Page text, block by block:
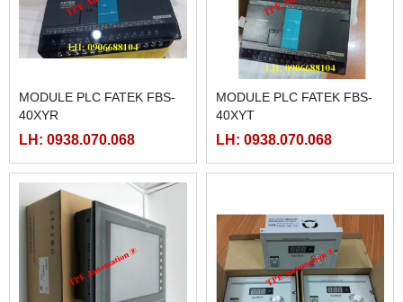
MODULE PLC FATEK FBS-
40XYR
LH: 0938.070.068
MODULE PLC FATEK FBS-
40XYT
LH: 0938.070.068